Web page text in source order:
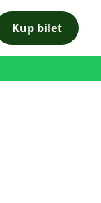
Kup bilet